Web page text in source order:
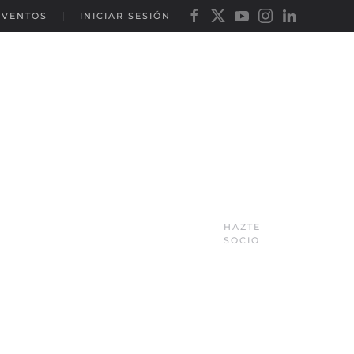
INICIAR SESIÓN
HAZTE
SOCIO